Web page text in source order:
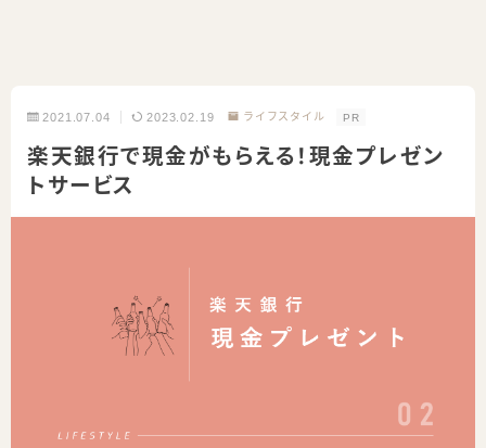
2021.07.04 2023.02.19 ライフスタイル PR
楽天銀行で現金がもらえる！現金プレゼン
トサービス